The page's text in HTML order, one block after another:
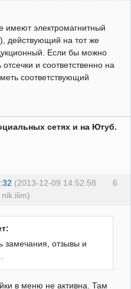
имеют электромагнитный
действующий на тот же
Если бы можно
отсечки и соответственно на
соответствующий
сетях и на Ютуб.
6
(2013-12-09 14:52:58
nik.ilim)
замечания, отзывы и
в меню не активна. Там